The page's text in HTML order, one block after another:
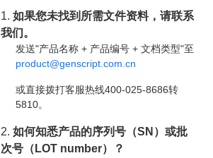
1.如果您未找到所需文件资料，请联系
我们。
发送"产品名称 + 产品编号 + 文档类型"至
product@genscript.com.cn
或直接拨打客服热线400-025-8686转
5810。
2.如何知悉产品的序列号（SN）或批
次号（LOT number）？